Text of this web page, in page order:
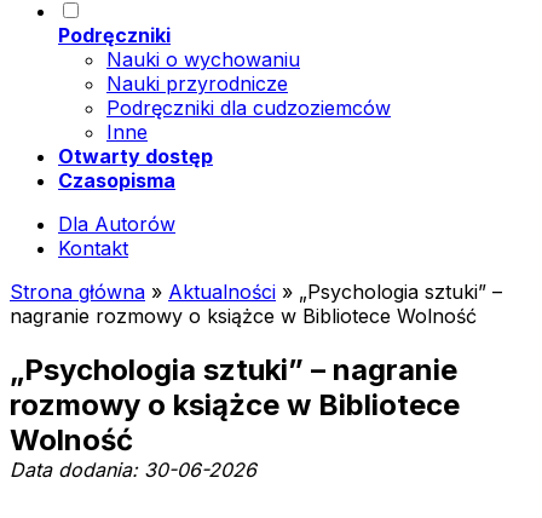
Podręczniki
Nauki o wychowaniu
Nauki przyrodnicze
Podręczniki dla cudzoziemców
Inne
Otwarty dostęp
Czasopisma
Dla Autorów
Kontakt
Strona główna » Aktualności » „Psychologia sztuki” –
nagranie rozmowy o książce w Bibliotece Wolność
„Psychologia sztuki” – nagranie
rozmowy o książce w Bibliotece
Wolność
Data dodania: 30-06-2026